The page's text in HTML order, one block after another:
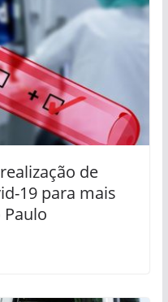
de
19 para mais